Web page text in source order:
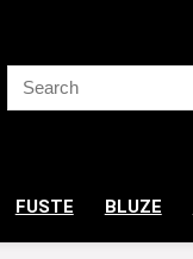
FUSTE BLUZE